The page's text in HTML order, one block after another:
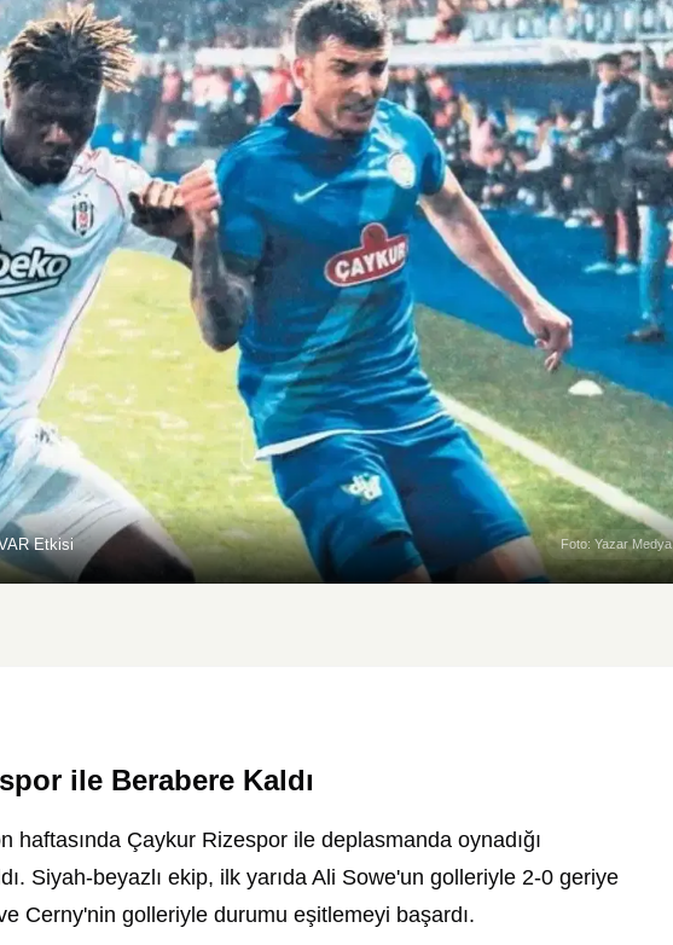
Etkisi Foto: Yazar Medya
ile Berabere Kaldı
haftasında Çaykur Rizespor ile deplasmanda oynadığı
Siyah-beyazlı ekip, ilk yarıda Ali Sowe'un golleriyle 2-0 geriye
Cerny'nin golleriyle durumu eşitlemeyi başardı.